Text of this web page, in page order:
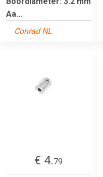
Aa...
Conrad NL
€ 4.79